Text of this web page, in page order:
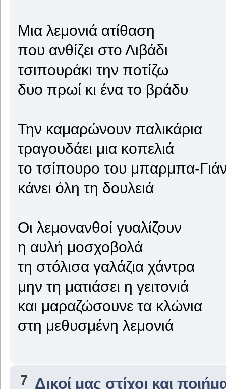
Μια λεμονιά ατίθαση
που ανθίζει στο Λιβάδι
τσιπουράκι την ποτίζω
δυο πρωί κι ένα το βράδυ
Την καμαρώνουν παλικάρια
τραγουδάει μια κοπελιά
το τσίπουρο του μπαρμπα-
κάνει όλη τη δουλειά
Οι λεμονανθοί γυαλίζουν
η αυλή μοσχοβολά
τη στόλισα γαλάζια χάντρα
μην τη ματιάσει η γειτονιά
και μαραζώσουνε τα κλώνια
στη μεθυσμένη λεμονιά
7 Δικοί μας στίχοι και